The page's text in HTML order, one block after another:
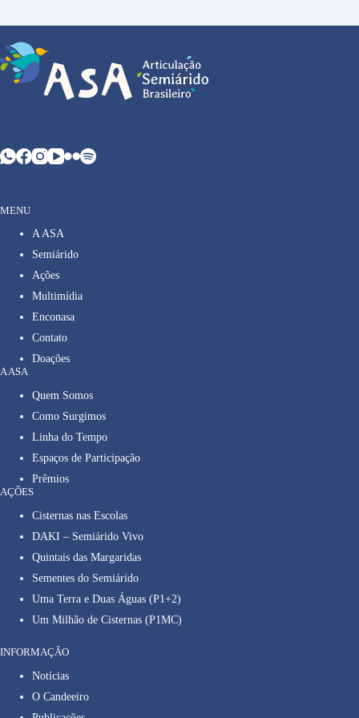
MENU
A ASA
Semiárido
Ações
Multimídia
Enconasa
Contato
Doações
A ASA
Quem Somos
Como Surgimos
Linha do Tempo
Espaços de Participação
Prêmios
AÇÕES
Cisternas nas Escolas
DAKI – Semiárido Vivo
Quintais das Margaridas
Sementes do Semiárido
Uma Terra e Duas Águas (P1+2)
Um Milhão de Cisternas (P1MC)
INFORMAÇÃO
Notícias
O Candeeiro